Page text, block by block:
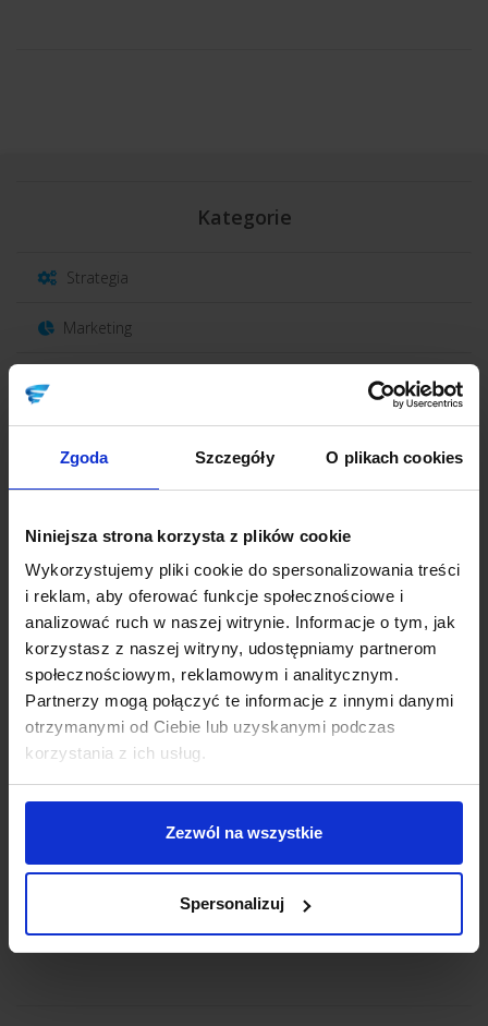
Zgoda Szczegóły O plikach cookies
Niniejsza strona korzysta z plików cookie
Wykorzystujemy pliki cookie do spersonalizowania treści
i reklam, aby oferować funkcje społecznościowe i
analizować ruch w naszej witrynie. Informacje o tym, jak
korzystasz z naszej witryny, udostępniamy partnerom
społecznościowym, reklamowym i analitycznym.
Partnerzy mogą połączyć te informacje z innymi danymi
otrzymanymi od Ciebie lub uzyskanymi podczas
korzystania z ich usług.
Zezwól na wszystkie
Spersonalizuj
Kategorie
Strategia
Marketing
Obsługa klienta
Work-life balance
Zarządzanie zespołem
Rekrutacja
Finanse
Prawo biznesu
Inspiracje
Nasi autorzy